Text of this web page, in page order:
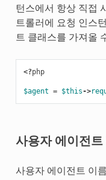
턴스에서 항상 직접
트롤러에 요청 인스
트 클래스를 가져올
<?php
$agent = $this->
사용자 에이전트
사용자 에이전트 이